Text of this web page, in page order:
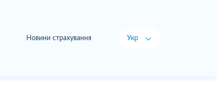
Новини страхування Укр